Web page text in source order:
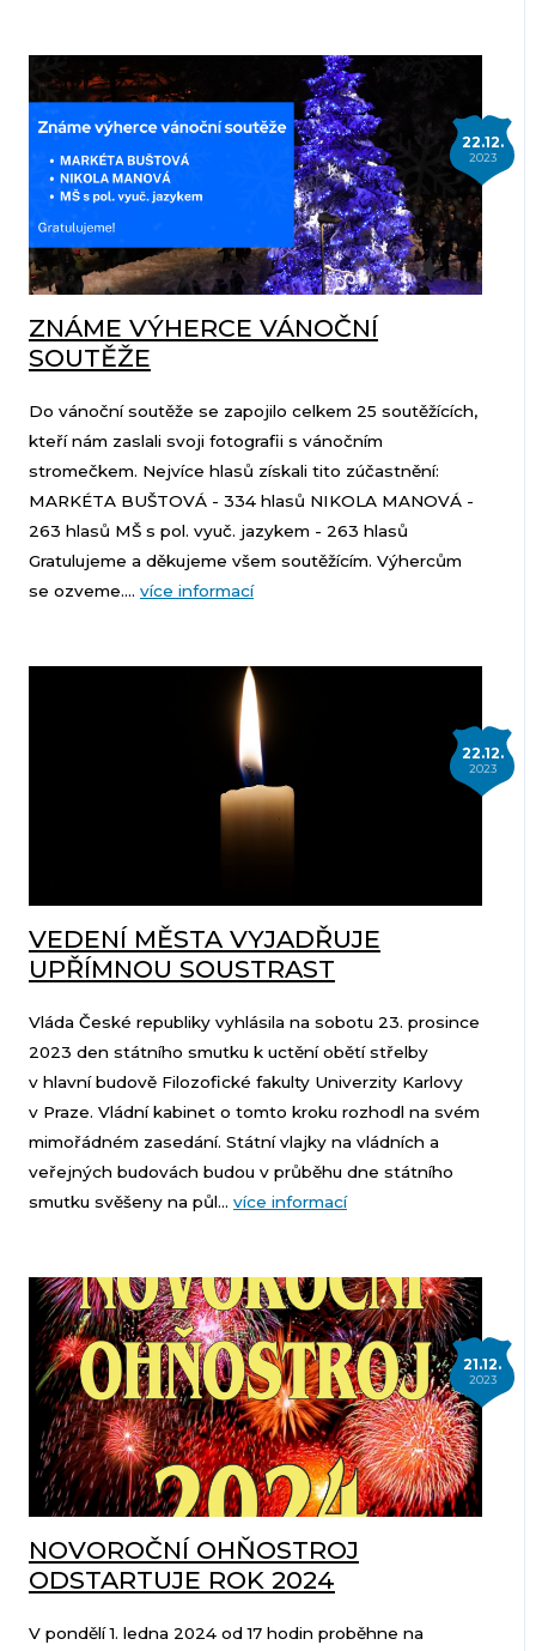
22.12.
2023
ZNÁME VÝHERCE VÁNOČNÍ
SOUTĚŽE
Do vánoční soutěže se zapojilo celkem 25 soutěžících,
kteří nám zaslali svoji fotografii s vánočním
stromečkem. Nejvíce hlasů získali tito zúčastnění:
MARKÉTA BUŠTOVÁ - 334 hlasů NIKOLA MANOVÁ -
263 hlasů MŠ s pol. vyuč. jazykem - 263 hlasů
Gratulujeme a děkujeme všem soutěžícím. Výhercům
se ozveme.... více informací
22.12.
2023
VEDENÍ MĚSTA VYJADŘUJE
UPŘÍMNOU SOUSTRAST
Vláda České republiky vyhlásila na sobotu 23. prosince
2023 den státního smutku k uctění obětí střelby
v hlavní budově Filozofické fakulty Univerzity Karlovy
v Praze. Vládní kabinet o tomto kroku rozhodl na svém
mimořádném zasedání. Státní vlajky na vládních a
veřejných budovách budou v průběhu dne státního
smutku svěšeny na půl... více informací
21.12.
2023
NOVOROČNÍ OHŇOSTROJ
ODSTARTUJE ROK 2024
V pondělí 1. ledna 2024 od 17 hodin proběhne na